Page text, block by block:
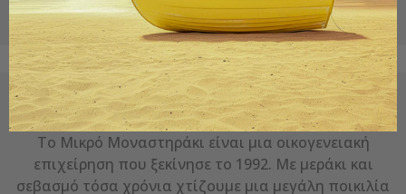
φύλαξη ρούχων
Ο ΤΑΣΟΣ - ΤΟ ΜΙΚΡΌ ΜΟΝΑΣΤΗΡΆΚΙ
Το Μικρό Μοναστηράκι είναι μια οικογενειακή
επιχείρηση που ξεκίνησε το 1992. Με μεράκι και
σεβασμό τόσα χρόνια χτίζουμε μια μεγάλη ποικιλία